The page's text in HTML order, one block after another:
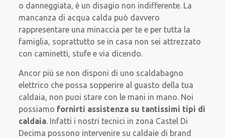
o danneggiata, è un disagio non indifferente. La
mancanza di acqua calda può davvero
rappresentare una minaccia per te e per tutta la
famiglia, soprattutto se in casa non sei attrezzato
con caminetti, stufe e via dicendo.
Ancor più se non disponi di uno scaldabagno
elettrico che possa sopperire al guasto della tua
caldaia, non puoi stare con le mani in mano. Noi
possiamo fornirti assistenza su tantissimi tipi di
caldaia. Infatti i nostri tecnici in zona Castel Di
Decima possono intervenire su caldaie di brand